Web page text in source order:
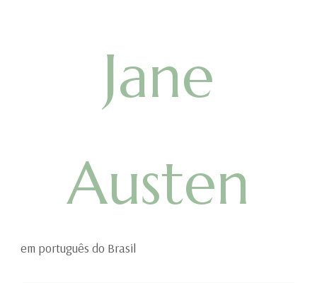
Jane
Austen
em português do Brasil